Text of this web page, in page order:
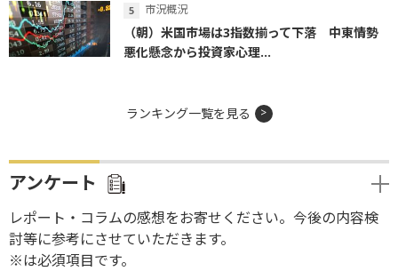
市況概況
（朝）米国市場は3指数揃って下落 中東情勢
悪化懸念から投資家心理...
ランキング一覧を見る
アンケート
レポート・コラムの感想をお寄せください。今後の内容検
討等に参考にさせていただきます。
※は必須項目です。